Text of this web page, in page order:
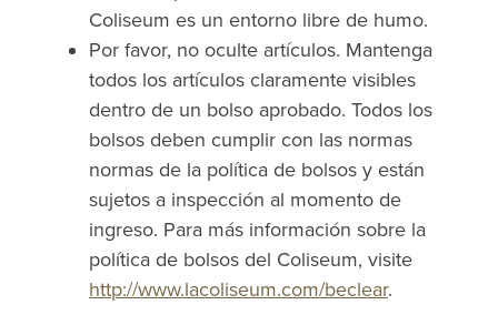
Coliseum es un entorno libre de humo.
Por favor, no oculte artículos. Mantenga
todos los artículos claramente visibles
dentro de un bolso aprobado. Todos los
bolsos deben cumplir con las normas
normas de la política de bolsos y están
sujetos a inspección al momento de
ingreso. Para más información sobre la
política de bolsos del Coliseum, visite
http://www.lacoliseum.com/beclear.